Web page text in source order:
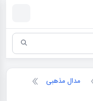
مدال مذهبی